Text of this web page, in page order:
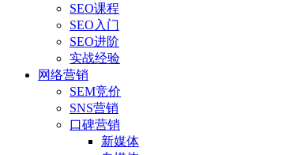
SEO课程
SEO入门
SEO进阶
实战经验
网络营销
SEM竞价
SNS营销
口碑营销
新媒体